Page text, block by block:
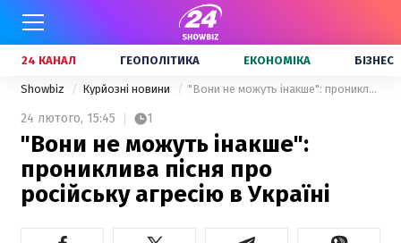
24 КАНАЛ ГЕОПОЛІТИКА ЕКОНОМІКА БІЗНЕС
Showbiz Курйозні новини "Вони не можуть інакше": прониклива пісня про російську агресію в Україні
24 лютого, 15:45 1
"Вони не можуть інакше":
прониклива пісня про
російську агресію в Україні